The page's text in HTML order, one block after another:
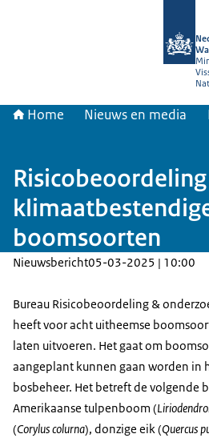
Home Nieuws en media
boomsoorten
Nieuwsbericht05-03-2025 | 10:00
Bureau Risicobeoordeling &
heeft voor acht uitheemse
laten uitvoeren. Het gaat om
aangeplant kunnen gaan worden in
bosbeheer. Het betreft de volgende
Amerikaanse tulpenboom (
(Corylus colurna), donzige eik (Quercus